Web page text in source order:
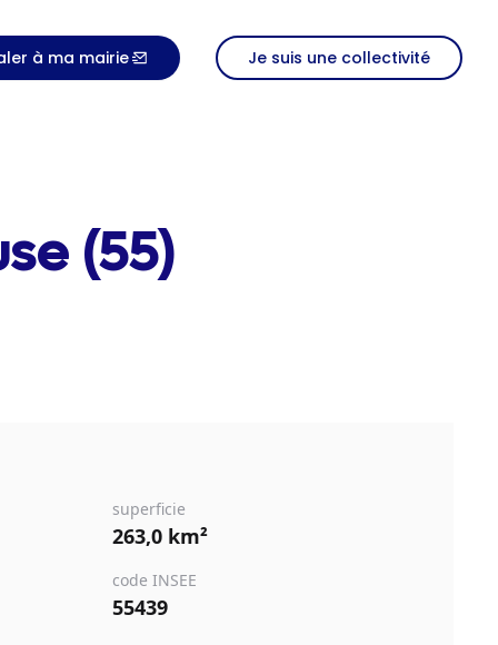
à ma mairie Je suis une collectivité
(55)
superficie
263,0 km²
code INSEE
55439